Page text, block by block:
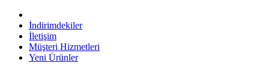
İndirimdekiler
İletişim
Müşteri Hizmetleri
Yeni Ürünler